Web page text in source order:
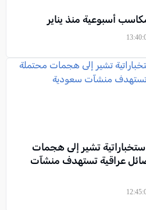
أسبوعية منذ يناير
تشير إلى هجمات
عراقية تستهدف منشآت